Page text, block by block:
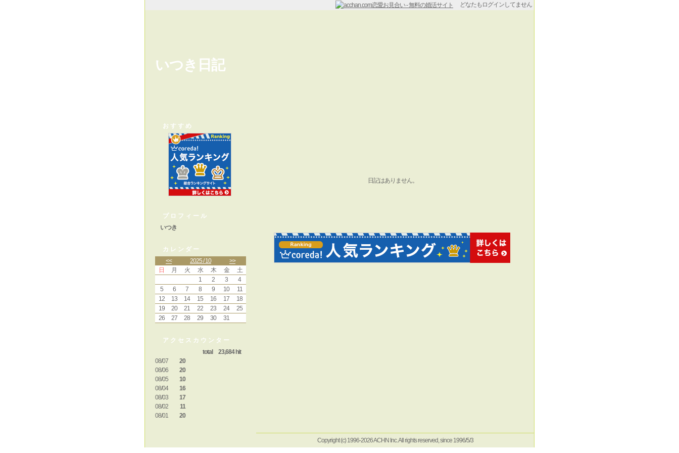
どなたもログインしてません
いつき日記
おすすめ
プロフィール
いつき
カレンダー
<<
2025 / 10
>>
日
月 火 水 木 金
土
1
2 3
4
5
6 7 8 9 10
11
12
13 14 15 16 17
18
19
20 21 22 23 24
25
26
27 28 29 30 31
アクセスカウンター
total 23,684 hit
08/07
20
08/06
20
08/05
10
08/04
16
08/03
17
08/02
11
08/01
20
日記はありません。
Copyright (c) 1996-2026 ACHN Inc. All rights reserved, since 1996/5/3